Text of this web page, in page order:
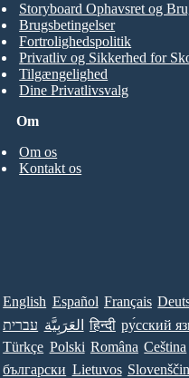
Om
Om os
Kontakt os
Storyboard Ophavsret og
Brugsbetingelser
Fortrolighedspolitik
Privatliv og Sikkerhed for
Tilgængelighed
Dine Privatlivsvalg
English Español Français
עברית العَرَبِيَّة हिन्दी ру́сский
Türkçe Polski Româna Ceština
български Lietuvos